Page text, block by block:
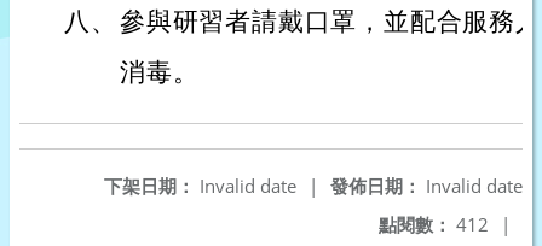
八、 參與研習者請戴口罩，並配合服務
消毒。
發佈日期： Invalid date
下架日期： Invalid date
|
點閱數： 412 |